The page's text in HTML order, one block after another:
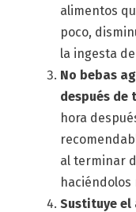
alimentos
poco,
la ingesta
No bebas
después de
hora
al terminar
haciéndolos
Sustituye el